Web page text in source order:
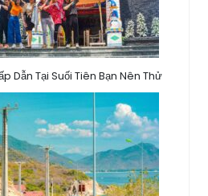
Dẫn Tại Suối Tiên Bạn Nên Thử